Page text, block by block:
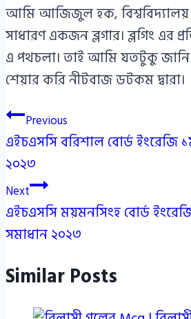
আমি আজিজুল হক, বিশ্ববিদ্যালয়
সাধারণ একজন ব্লগার। ব্লগিং এর
এ পথচলা। তাই আমি যতটুকু
শেয়ার করি নীটবাজ ডটকম দ্বারা।
Post
navigation
Previous
এইচএসসি বরিশাল বোর্ড ইংরেজি
২০২৩
Next
এইচএসসি ময়মনসিংহ বোর্ড ইংরেজি
সমাধান ২০২৩
Similar Posts